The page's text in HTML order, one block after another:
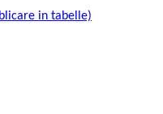
in tabelle)